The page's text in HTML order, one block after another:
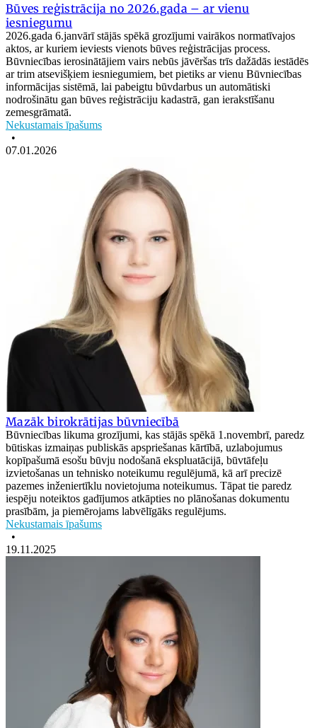
Būves reģistrācija no 2026.gada – ar vienu
iesniegumu
2026.gada 6.janvārī stājās spēkā grozījumi vairākos normatīvajos
aktos, ar kuriem ieviests vienots būves reģistrācijas process.
Būvniecības ierosinātājiem vairs nebūs jāvēršas trīs dažādās iestādēs
ar trim atsevišķiem iesniegumiem, bet pietiks ar vienu Būvniecības
informācijas sistēmā, lai pabeigtu būvdarbus un automātiski
nodrošinātu gan būves reģistrāciju kadastrā, gan ierakstīšanu
zemesgrāmatā.
Nekustamais īpašums
•
07.01.2026
Mazāk birokrātijas būvniecībā
Būvniecības likuma grozījumi, kas stājās spēkā 1.novembrī, paredz
būtiskas izmaiņas publiskās apspriešanas kārtībā, uzlabojumus
kopīpašumā esošu būvju nodošanā ekspluatācijā, būvtāfeļu
izvietošanas un tehnisko noteikumu regulējumā, kā arī precizē
pazemes inženiertīklu novietojuma noteikumus. Tāpat tie paredz
iespēju noteiktos gadījumos atkāpties no plānošanas dokumentu
prasībām, ja piemērojams labvēlīgāks regulējums.
Nekustamais īpašums
•
19.11.2025